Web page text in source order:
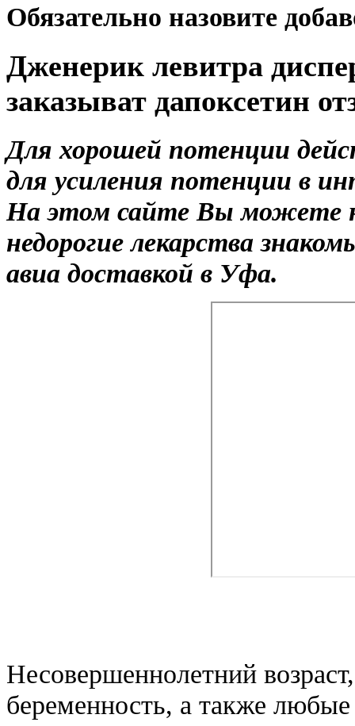
Обязательно назовите
Дженерик левитра
заказыват дапоксетин
Для хорошей потенции
для усиления потенции в
На этом сайте Вы можете
недорогие лекарства
авиа доставкой в Уфа.
Несовершеннолетний
беременность, а также